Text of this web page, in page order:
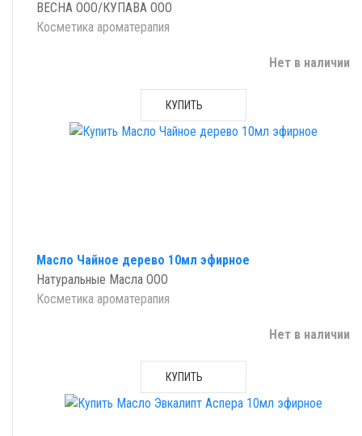
ВЕСНА ООО/КУПАВА ООО
Косметика ароматерапия
Нет в наличии
КУПИТЬ
Масло Чайное дерево 10мл эфирное
Натуральные Масла ООО
Косметика ароматерапия
Нет в наличии
КУПИТЬ